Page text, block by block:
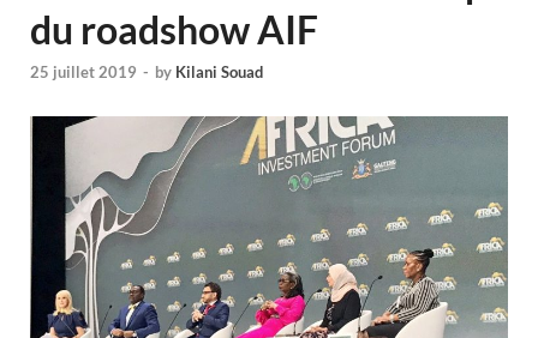
du roadshow AIF
25 juillet 2019 - by Kilani Souad